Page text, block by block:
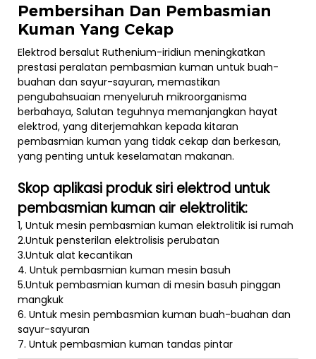
Pembersihan Dan Pembasmian
Kuman Yang Cekap
Elektrod bersalut Ruthenium-iridiun meningkatkan
prestasi peralatan pembasmian kuman untuk buah-
buahan dan sayur-sayuran, memastikan
pengubahsuaian menyeluruh mikroorganisma
berbahaya, Salutan teguhnya memanjangkan hayat
elektrod, yang diterjemahkan kepada kitaran
pembasmian kuman yang tidak cekap dan berkesan,
yang penting untuk keselamatan makanan.
Skop aplikasi produk siri elektrod untuk
pembasmian kuman air elektrolitik:
1, Untuk mesin pembasmian kuman elektrolitik isi rumah
2.Untuk pensterilan elektrolisis perubatan
3.Untuk alat kecantikan
4. Untuk pembasmian kuman mesin basuh
5.Untuk pembasmian kuman di mesin basuh pinggan
mangkuk
6. Untuk mesin pembasmian kuman buah-buahan dan
sayur-sayuran
7. Untuk pembasmian kuman tandas pintar